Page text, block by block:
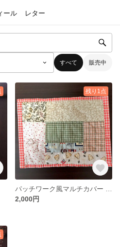
ール レター
すべて 販売中
残り1点
2,000円